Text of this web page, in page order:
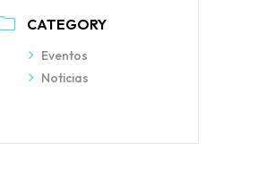
CATEGORY
Eventos
Noticias